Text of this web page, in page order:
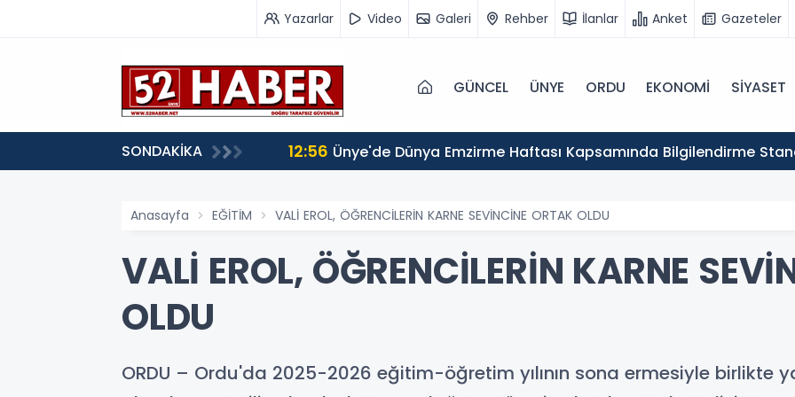
Yazarlar Video Galeri Rehber İlanlar Anket Gazeteler
GÜNCEL ÜNYE ORDU EKONOMİ SİYASET
SONDAKİKA 12:56 Ünye'de Dünya Emzirme Haftası Kapsamında Bilgilendirme
Anasayfa EĞİTİM VALİ EROL, ÖĞRENCİLERİN KARNE SEVİNCİNE ORTAK OLDU
VALİ EROL, ÖĞRENCİLERİN KARNE
OLDU
ORDU – Ordu'da 2025-2026 eğitim-öğretim yılının sona ermesiyle birlikte